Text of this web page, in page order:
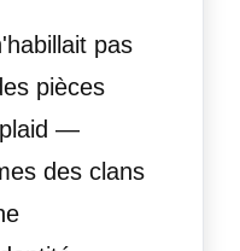
pas
pièces
—
des clans